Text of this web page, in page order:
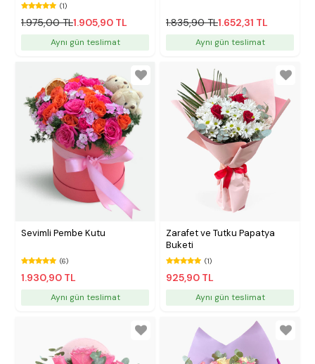
(1)
1.975,00 TL1.905,90 TL
Aynı gün teslimat
1.835,90 TL1.652,31 TL
Aynı gün teslimat
Sevimli Pembe Kutu
(6)
1.930,90 TL
Aynı gün teslimat
Zarafet ve Tutku Papatya
Buketi
(1)
925,90 TL
Aynı gün teslimat